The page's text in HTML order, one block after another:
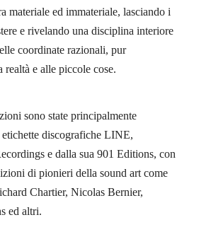
materiale ed immateriale, lasciando i
e rivelando una disciplina interiore
coordinate razionali, pur
e alle piccole cose.
sono state principalmente
discografiche LINE,
e dalla sua 901 Editions, con
di pionieri della sound art come
Chartier, Nicolas Bernier,
ed altri.